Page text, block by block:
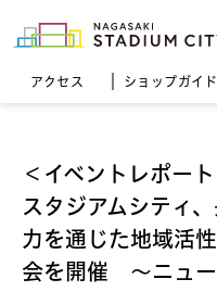
アクセス ショップガイド
＜イベントレポー
スタジアムシティ
力を通じた地域活
会を開催 ～ニュー